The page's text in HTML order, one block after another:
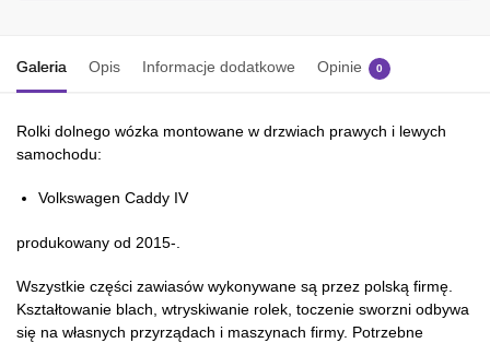
Galeria Opis Informacje dodatkowe Opinie 0
Rolki dolnego wózka montowane w drzwiach prawych i lewych
samochodu:
Volkswagen Caddy IV
produkowany od 2015-.
Wszystkie części zawiasów wykonywane są przez polską firmę.
Kształtowanie blach, wtryskiwanie rolek, toczenie sworzni odbywa
się na własnych przyrządach i maszynach firmy. Potrzebne